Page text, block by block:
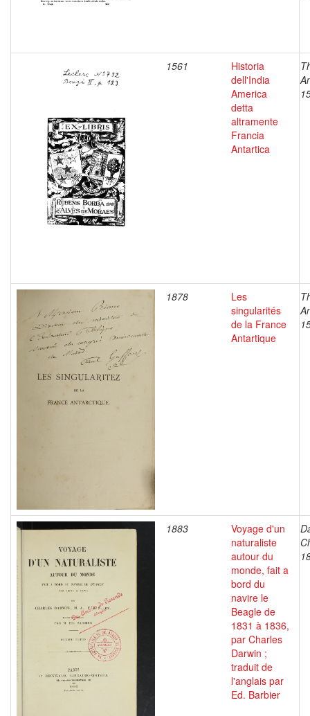
1561
Historia
dell'India
America
detta
altramente
Francia
Antartica
1878
Les
singularités
de la France
Antartique
1883
Voyage d'un
naturaliste
autour du
monde, fait a
bord du
navire le
Beagle de
1831 à 1836,
par Charles
Darwin ;
traduit de
l'anglais par
Ed. Barbier